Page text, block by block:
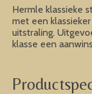
Hermle klassieke
met een
uitstraling.
klasse een